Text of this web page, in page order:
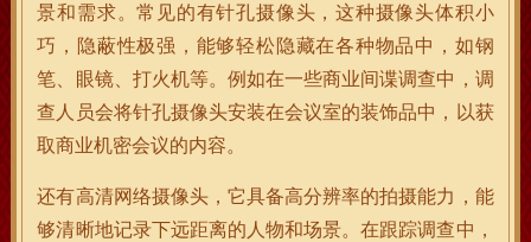
景和需求。常见的有针孔摄像头，这种摄像头体积小
巧，隐蔽性极强，能够轻松隐藏在各种物品中，如钢
笔、眼镜、打火机等。例如在一些商业间谍调查中，调
查人员会将针孔摄像头安装在会议室的装饰品中，以获
取商业机密会议的内容。
还有高清网络摄像头，它具备高分辨率的拍摄能力，能
够清晰地记录下远距离的人物和场景。在跟踪调查中，